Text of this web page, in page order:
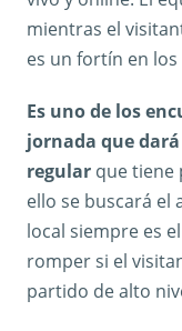
mientras el
es un fortín en
Es uno de los
jornada que
regular que tiene
ello se buscará el
local siempre es
romper si el
partido de alto